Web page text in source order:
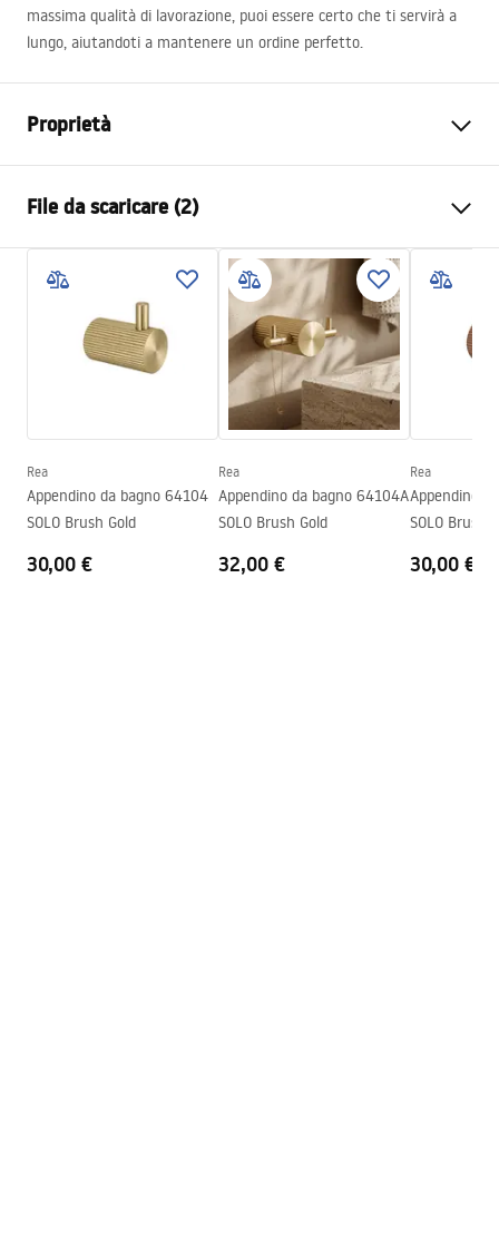
massima qualità di lavorazione, puoi essere certo che ti servirà a
lungo, aiutandoti a mantenere un ordine perfetto.
Proprietà
Materiale
Metodo di installazione
A vite
Larghezza
72
mm
Altezza
30 mm
Profondità
52
mm
Solo
24 mesi
File da scaricare (2)
Condizioni di garanzia
Warranty_Terms_and_Conditions_Accessories_-_24.pdf
Informazioni sulla sicurezza
Safety_Information_Accessories.pdf
Rea
Appendino da bagno 64104
SOLO Brush Gold
30,00 €
Rea
Appendino da bagno 64104A
SOLO Brush Gold
32,00 €
Rea
Appendino
SOLO Brush
30,00 €